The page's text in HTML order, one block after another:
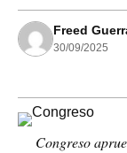
Freed
30/09/2025
Congreso